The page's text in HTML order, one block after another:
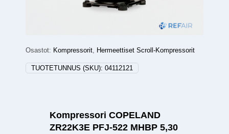
Osastot: Kompressorit, Hermeettiset Scroll-Kompressorit
TUOTETUNNUS (SKU): 04112121
Kompressori COPELAND
ZR22K3E PFJ-522 MHBP 5,30